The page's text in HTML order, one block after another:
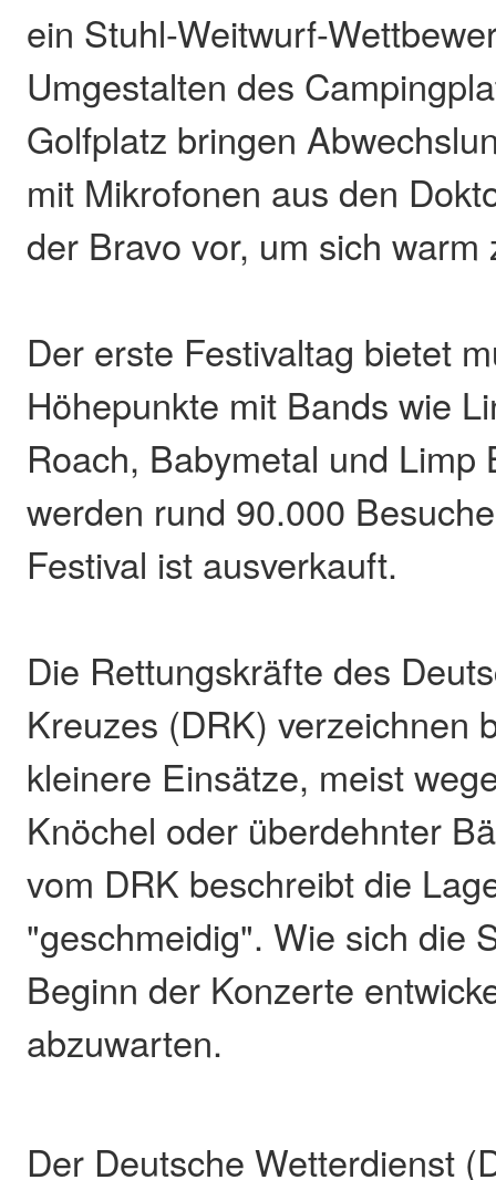
ein Stuhl-Weitwurf-
Umgestalten des
Golfplatz bringen
mit Mikrofonen aus den
der Bravo vor, um sich warm
Der erste Festivaltag bietet
Höhepunkte mit Bands wie
Roach, Babymetal und Limp
werden rund 90.000
Festival ist ausverkauft.
Die Rettungskräfte des
Kreuzes (DRK) verzeichnen
kleinere Einsätze, meist
Knöchel oder überdehnter
vom DRK beschreibt die
"geschmeidig". Wie sich die
Beginn der Konzerte
abzuwarten.
Der Deutsche Wetterdienst